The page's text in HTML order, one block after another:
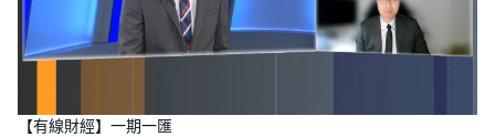
【有線財經】一期一匯